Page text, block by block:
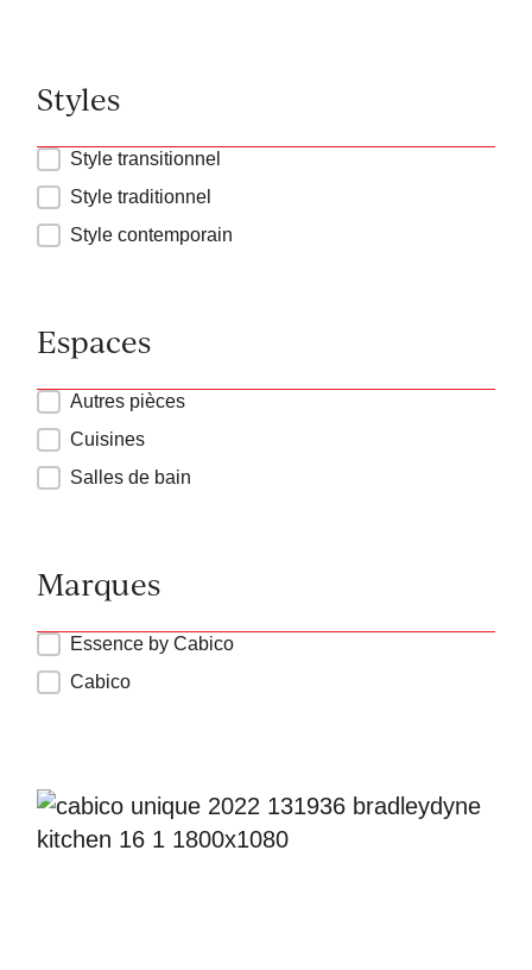
Styles
Inspiration Styles
Style transitionnel
Style traditionnel
Style contemporain
Espaces
Inspiration Spaces
Autres pièces
Cuisines
Salles de bain
Marques
Inspiration Series
Essence by Cabico
Cabico